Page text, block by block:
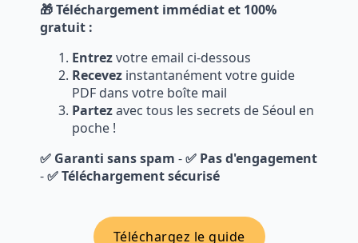
🎁 Téléchargement immédiat et 100%
gratuit :
Entrezvotre email ci-dessous
Recevez instantanément votre guide
PDF dans votre boîte mail
Partezavec tous les secrets de Séoul en
poche !
✅ Garanti sans spam -✅ Pas d'engagement
-✅ Téléchargement sécurisé
Téléchargez le guide